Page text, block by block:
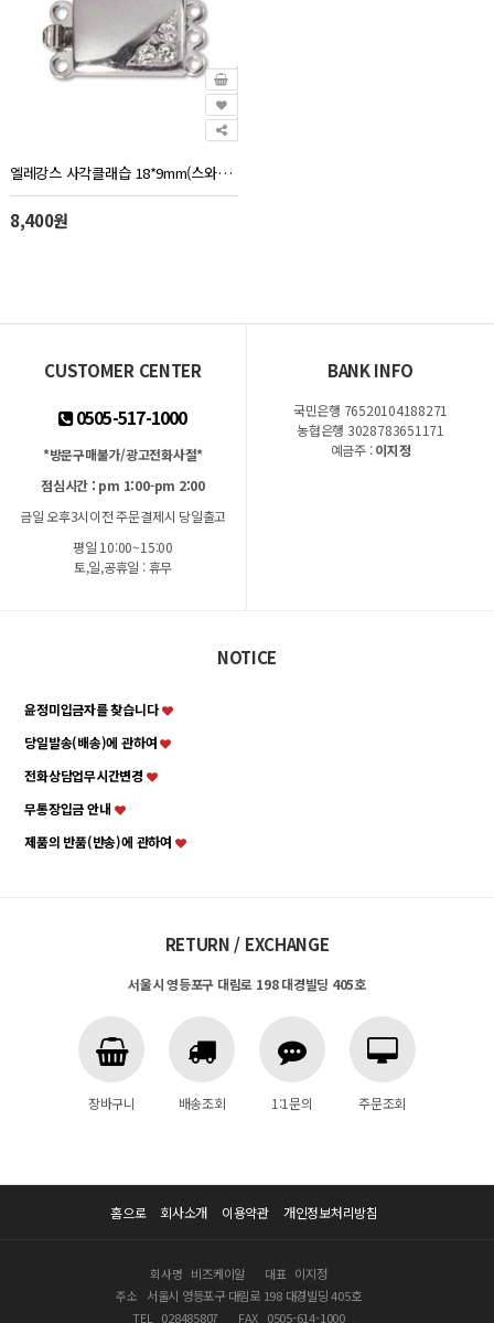
엘레강스 사각클래습 18*9mm(스와로브스키스톤-3줄연결)
8,400원
CUSTOMER CENTER
0505-517-1000
*방문구매불가/광고전화사절*
점심시간 : pm 1:00-pm 2:00
금일 오후3시이전 주문결제시 당일출고
평일 10:00~15:00
토,일,공휴일 : 휴무
BANK INFO
국민은행 76520104188271
농협은행 3028783651171
예금주 :이지정
NOTICE
윤정미입금자를 찾습니다
당일발송(배송)에 관하여
전화상담업무시간변경
무통장입금 안내
제품의 반품(반송)에 관하여
RETURN / EXCHANGE
서울시 영등포구 대림로 198 대경빌딩 405호
장바구니 배송조회 1:1문의 주문조회
홈으로 회사소개 이용약관 개인정보처리방침
회사명 비즈케이알 대표 이지정
주소
서울시 영등포구 대림로 198 대경빌딩 405호
TEL
028485807 FAX 0505-614-1000